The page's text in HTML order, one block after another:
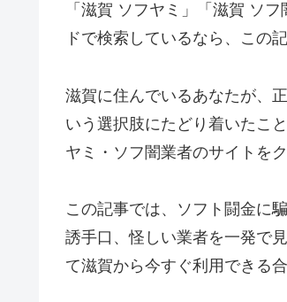
「滋賀 ソフヤミ」「滋賀 ソ
ドで検索しているなら、この
滋賀に住んでいるあなたが、
いう選択肢にたどり着いたこ
ヤミ・ソフ闇業者のサイトを
この記事では、ソフト闘金に
誘手口、怪しい業者を一発で
て滋賀から今すぐ利用できる